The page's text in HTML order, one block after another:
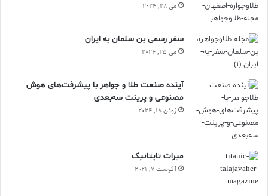
می 28, 2024
سفر رسمی بن سلمان به ایران
می 25, 2024
آینده صنعت طلا و جواهر با پیشرفت‌های هوش
مصنوعی و پرینت سه‌بعدی
ژوئن 18, 2024
ميراث تايتانيک
آگوست 7, 2021